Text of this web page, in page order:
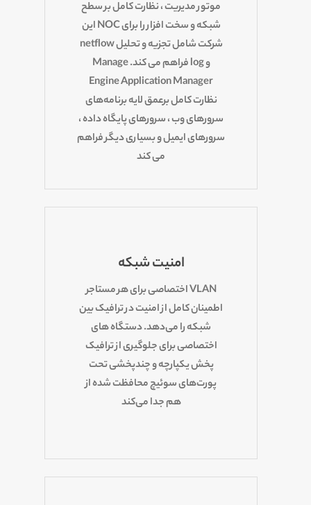
موتور مدیریت ، نظارت کامل بر سطح
شبکه و سخت افزار را برای NOC این
شرکت شامل تجزیه و تحلیل netflow
و log فراهم می کند. Manage
Engine Application Manager
نظارت کامل برعمق لایه برنامه‌های
سرورهای وب ، سرورهای پایگاه داده ،
سرورهای ایمیل و بسیاری دیگر فراهم
می کند
امنیت شبکه
VLAN اختصاصی برای هر مستاجر
اطمینان کامل از امنیت در ترافیک بین
شبکه را می‌دهد. دستگاه های
اختصاصی برای جلوگیری از ترافیک
پخش یکپارچه و چندپخشی تحت
پورت‌های سوئیچ محافظت شده از
هم جدا می‌کند